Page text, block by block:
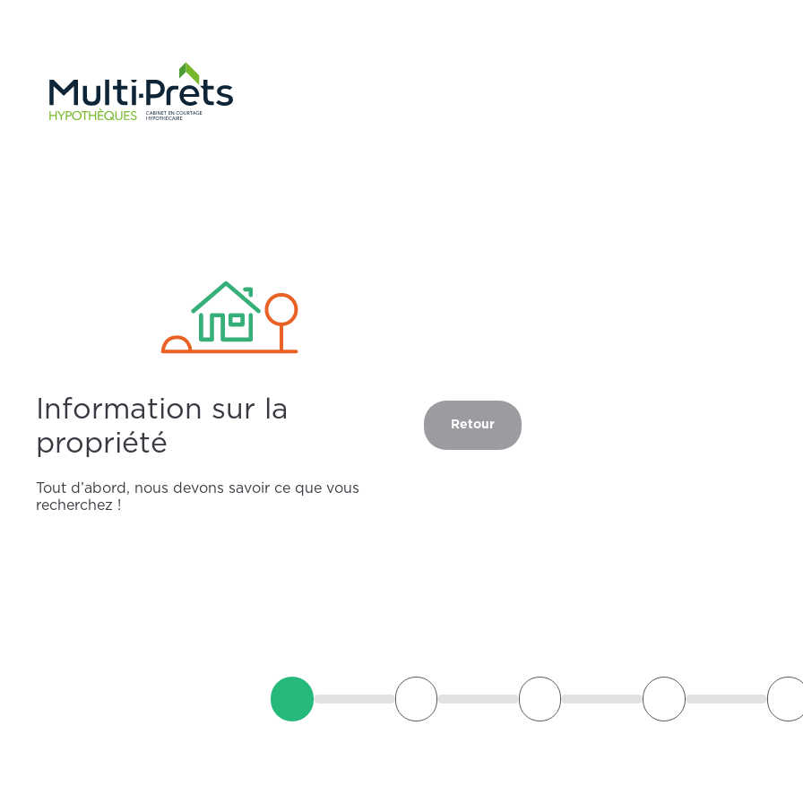
Information sur la
propriété
Tout d’abord, nous devons savoir ce que vous
recherchez !
Retour